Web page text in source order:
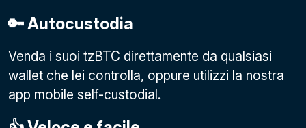
🔑 Autocustodia
Venda i suoi tzBTC direttamente da qualsiasi
wallet che lei controlla, oppure utilizzi la nostra
app mobile self-custodial.